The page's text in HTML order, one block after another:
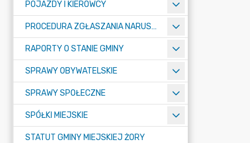
POJAZDY I KIEROWCY
PROCEDURA ZGŁASZANIA NARUSZEŃ PRAWA
RAPORTY O STANIE GMINY
SPRAWY OBYWATELSKIE
SPRAWY SPOŁECZNE
SPÓŁKI MIEJSKIE
STATUT GMINY MIEJSKIEJ ŻORY